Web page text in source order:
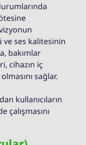
ve ses kalitesinin
bakımlar
cihazın iç
sağlar.
kullanıcıların
çalışmasını